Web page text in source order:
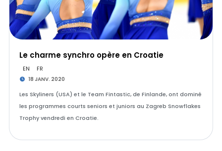
Le charme synchro opère en Croatie
EN FR
18 JANV. 2020
Les Skyliners (USA) et le Team Fintastic, de Finlande, ont dominé
les programmes courts seniors et juniors au Zagreb Snowflakes
Trophy vendredi en Croatie.